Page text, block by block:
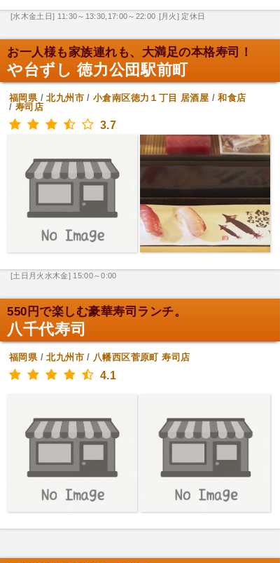
[水木金土日] 11:30～13:30,17:00～22:00 [月火] 定休日
お一人様も家族連れも、大満足の本格寿司！
や台ずし 徳力公団駅前町
福岡県/北九州市/小倉南区徳力１丁目 居酒屋 /和食店
/ 寿司店
3.7
[土日月火水木金] 15:00～0:00
550円で楽しむ豪華寿司ランチ。
八千代寿司
福岡県/北九州市/ 八幡西区菅原町 寿司店
4.1